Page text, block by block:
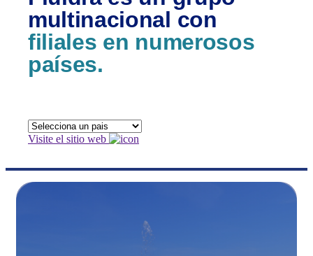
multinacional con
filiales en numerosos
países.
Visite el sitio web